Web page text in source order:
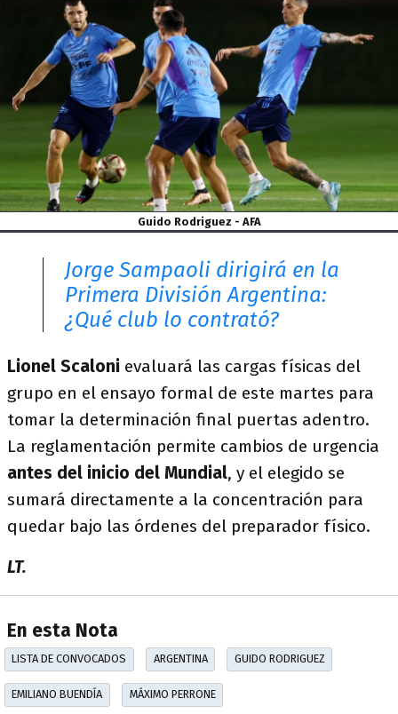
Guido Rodriguez - AFA
Jorge Sampaoli dirigirá en la
Primera División Argentina:
¿Qué club lo contrató?
Lionel Scaloni evaluará las cargas físicas del
grupo en el ensayo formal de este martes para
tomar la determinación final puertas adentro.
La reglamentación permite cambios de urgencia
antes del inicio del Mundial, y el elegido se
sumará directamente a la concentración para
quedar bajo las órdenes del preparador físico.
LT.
En esta Nota
LISTA DE CONVOCADOS ARGENTINA GUIDO RODRIGUEZ
EMILIANO BUENDÍA MÁXIMO PERRONE